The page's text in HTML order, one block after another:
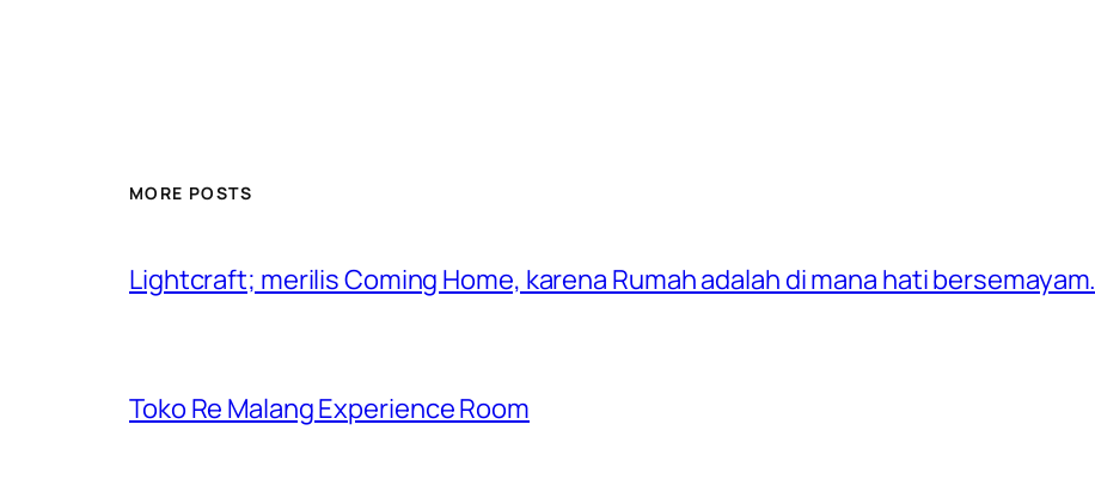
MORE POSTS
Lightcraft; merilis Coming Home, karena Rumah adalah di mana hati bersemayam.
Toko Re Malang Experience Room